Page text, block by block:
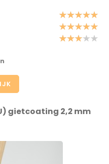
gietcoating 2,2 mm